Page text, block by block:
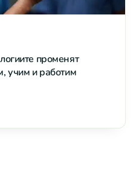
променят
учим и работим